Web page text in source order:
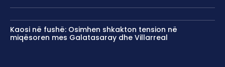
Kaosi në fushë: Osimhen shkakton tension në
miqësoren mes Galatasaray dhe Villarreal